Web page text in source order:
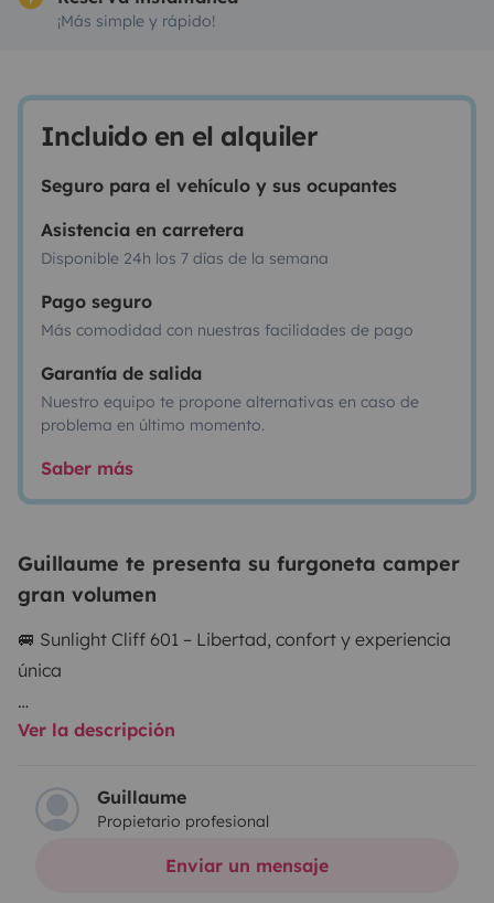
¡Más simple y rápido!
Incluido en el alquiler
Seguro para el vehículo y sus ocupantes
Asistencia en carretera
Disponible 24h los 7 días de la semana
Pago seguro
Más comodidad con nuestras facilidades de pago
Garantía de salida
Nuestro equipo te propone alternativas en caso de
problema en último momento.
Saber más
Guillaume te presenta su furgoneta camper
gran volumen
🚐 Sunlight Cliff 601 – Libertad, confort y experiencia
única
Descubre este Sunlight Cliff 601 moderno, en excelente
Ideal para 2 a 4 personas, ofrece un equilibrio perfecto
entre tamaño compacto y comodidad.
Ver la descripción
Guillaume
Propietario profesional
Enviar un mensaje